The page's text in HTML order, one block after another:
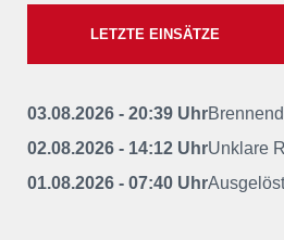
LETZTE EINSÄTZE
03.08.2026 - 20:39 Uhr
02.08.2026 - 14:12 UhrUnklare
01.08.2026 - 07:40 Uhr